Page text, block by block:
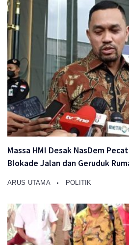
Massa HMI Desak NasDem
Blokade Jalan dan Geruduk
ARUS UTAMA POLITIK